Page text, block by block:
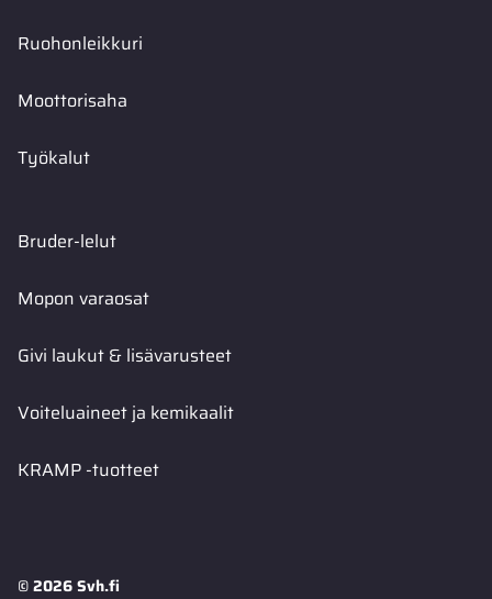
Ruohonleikkuri
Moottorisaha
Työkalut
Bruder-lelut
Mopon varaosat
Givi laukut & lisävarusteet
Voiteluaineet ja kemikaalit
KRAMP -tuotteet
© 2026 Svh.fi